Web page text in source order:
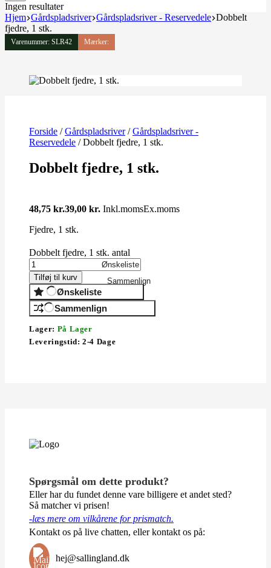
Ingen resultater
Hjem Gårdspladsriver Gårdspladsriver - Reservedele Dobbelt
fjedre, 1 stk.
Varenummer: SLR42 Mærker:
Forside /Gårdspladsriver/Gårdspladsriver -
Reservedele / Dobbelt fjedre, 1 stk.
Dobbelt fjedre, 1 stk.
48,75 kr.39,00 kr. Inkl.momsEx.moms
Fjedre, 1 stk.
Dobbelt fjedre, 1 stk. antal
Tilføj til kurv
Ønskeliste
Ønskeliste
Sammenlign
Sammenlign
Lager: På Lager
Leveringstid:2-4 Dage
Spørgsmål om dette produkt?
Eller har du fundet denne vare billigere et andet sted?
Så matcher vi prisen!
-læs mere om vilkårene for prismatch.
Kontakt os på live chatten, eller kontakt os på:
hej@sallingland.dk